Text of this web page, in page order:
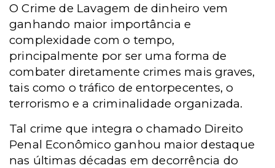
O Crime de Lavagem de dinheiro vem
ganhando maior importância e
complexidade com o tempo,
principalmente por ser uma forma de
combater diretamente crimes mais graves,
tais como o tráfico de entorpecentes, o
terrorismo e a criminalidade organizada.
Tal crime que integra o chamado Direito
Penal Econômico ganhou maior destaque
nas últimas décadas em decorrência do